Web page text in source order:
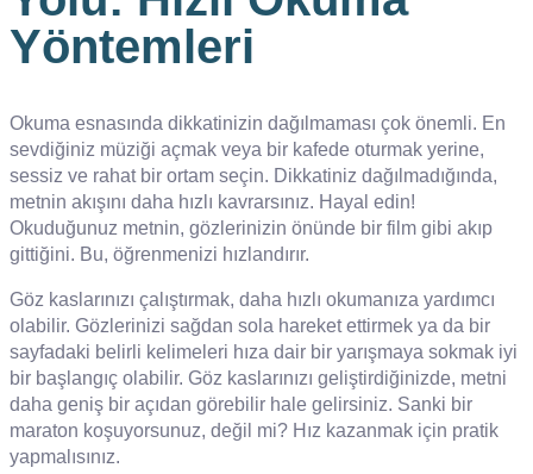
Yöntemleri
Okuma esnasında dikkatinizin dağılmaması çok önemli. En
sevdiğiniz müziği açmak veya bir kafede oturmak yerine,
sessiz ve rahat bir ortam seçin. Dikkatiniz dağılmadığında,
metnin akışını daha hızlı kavrarsınız. Hayal edin!
Okuduğunuz metnin, gözlerinizin önünde bir film gibi akıp
gittiğini. Bu, öğrenmenizi hızlandırır.
Göz kaslarınızı çalıştırmak, daha hızlı okumanıza yardımcı
olabilir. Gözlerinizi sağdan sola hareket ettirmek ya da bir
sayfadaki belirli kelimeleri hıza dair bir yarışmaya sokmak iyi
bir başlangıç olabilir. Göz kaslarınızı geliştirdiğinizde, metni
daha geniş bir açıdan görebilir hale gelirsiniz. Sanki bir
maraton koşuyorsunuz, değil mi? Hız kazanmak için pratik
yapmalısınız.